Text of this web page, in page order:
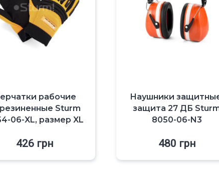
рабочие
Sturm
06-XL, размер XL
426 грн
Наушники
защита 27 ДБ
8050-06-N3
480 грн